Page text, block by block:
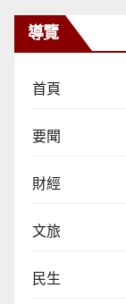
導覽
首頁
要聞
財經
文旅
民生